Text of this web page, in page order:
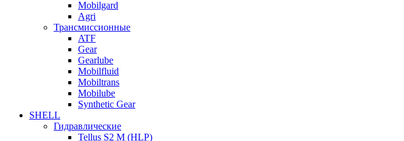
Mobilgard
Agri
Трансмиссионные
ATF
Gear
Gearlube
Mobilfluid
Mobiltrans
Mobilube
Synthetic Gear
SHELL
Гидравлические
Tellus S2 M (HLP)